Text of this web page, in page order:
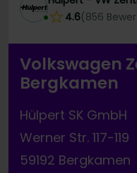
4.6(856
Volkswagen
Bergkamen
Hülpert SK GmbH
Werner Str. 117-119
59192 Bergkamen